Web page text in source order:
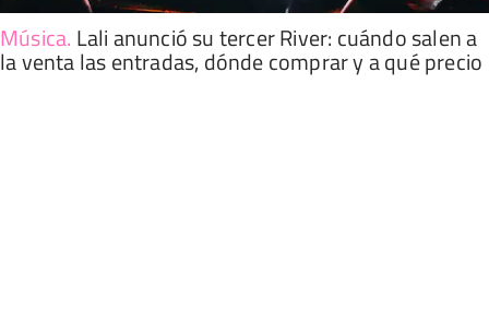
Música. Lali anunció su tercer River: cuándo salen a
la venta las entradas, dónde comprar y a qué precio